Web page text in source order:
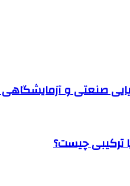
صنعتی و
ترکیبی چیست؟